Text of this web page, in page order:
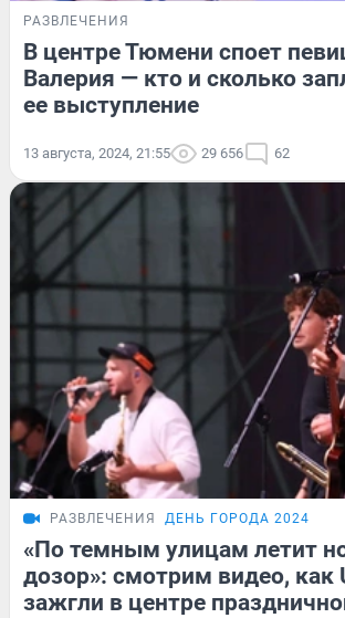
РАЗВЛЕЧЕНИЯ
В центре Тюмени споет
Валерия — кто и сколько
ее выступление
13 августа, 2024, 21:55 29 656 62
РАЗВЛЕЧЕНИЯ ДЕНЬ ГОРОДА 2024
«По темным улицам летит
дозор»: смотрим видео, как
зажгли в центре